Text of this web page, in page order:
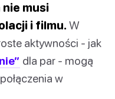
nie musi
i filmu. W
aktywności - jak
dla par - mogą
w